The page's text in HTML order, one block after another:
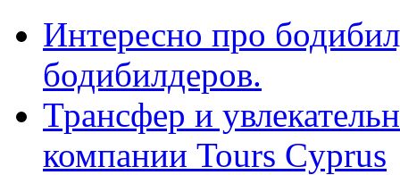
Интересно про
бодибилдеров.
Трансфер и
компании Tours Cyprus